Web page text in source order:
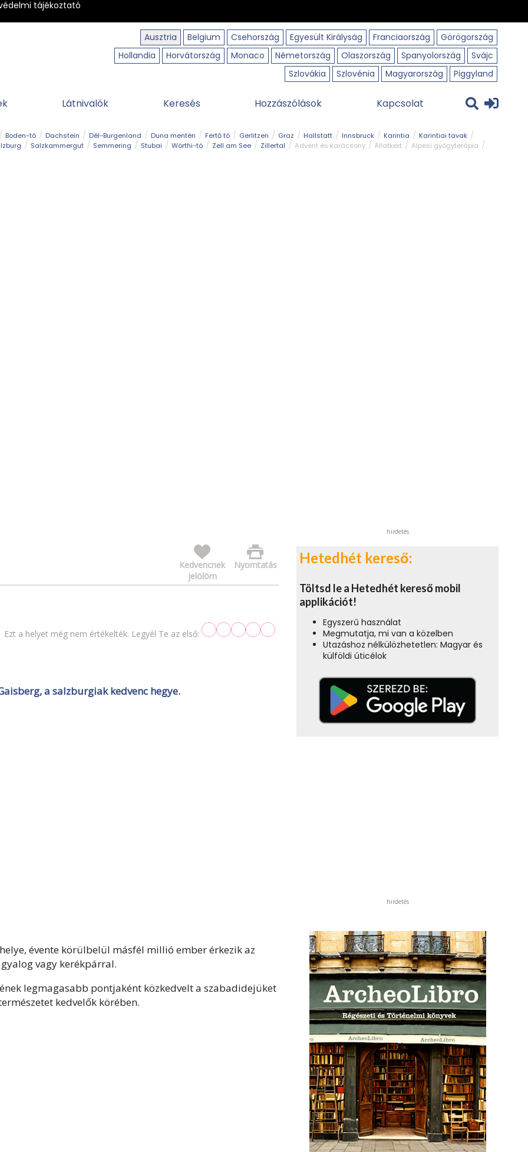
tájékoztató
Ausztria
Belgium Csehország Egyesült Királyság Franciaország
Görögország
Hollandia
Horvátország Monaco Németország Olaszország Spanyolország
Svájc
Szlovákia
Szlovénia Magyarország Piggyland
Látnivalók Keresés Hozzászólások Kapcsolat
Boden-tó Dachstein Dél-Burgenland Duna mentén Fertő tó Gerlitzen Graz Hallstatt Innsbruck Karintia
Karintiai tavak
Salzkammergut Semmering Stubai Wörthi-tó Zell am See Zillertal Advent és karácsony Állatkert
Alpesi gyógyterápia
Nyomtatás
Kedvencnek
jelölöm
Ezt a helyet még nem értékelték. Legyél Te az első:
a salzburgiak kedvenc hegye.
évente körülbelül másfél millió ember érkezik az
vagy kerékpárral.
legmagasabb pontjaként közkedvelt a szabadidejüket
kedvelők körében.
hirdetés
Hetedhét kereső:
Töltsd le a Hetedhét kereső mobil
applikációt!
Egyszerű használat
Megmutatja, mi van a közelben
Utazáshoz nélkülözhetetlen: Magyar és
külföldi úticélok
hirdetés